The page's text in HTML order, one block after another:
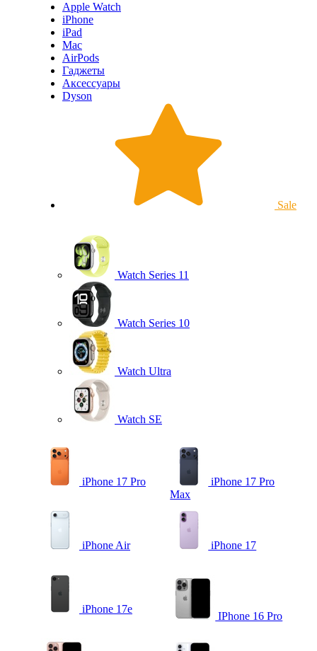
Apple Watch
iPhone
iPad
Mac
AirPods
Гаджеты
Аксессуары
Dyson
Sale
Watch Series 11
Watch Series 10
Watch Ultra
Watch SE
iPhone 17 Pro
iPhone 17 Pro
Max
iPhone Air iPhone 17
iPhone 17e
IPhone 16 Pro